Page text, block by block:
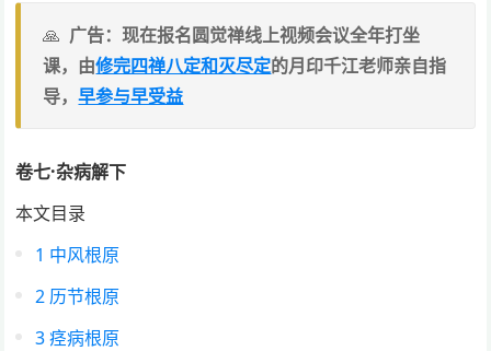
广告：现在报名圆觉禅线上视频会议全年打坐
课，由修完四禅八定和灭尽定的月印千江老师亲自指
导，早参与早受益
卷七·杂病解下
本文目录
1 中风根原
2 历节根原
3痉病根原